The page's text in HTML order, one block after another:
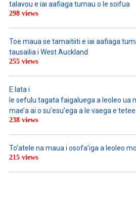
talavou e iai aafiaga tumau o le soifua
298 views
Toe maua se tamaitiiti e iai aafiaga
tausailia i West Auckland
255 views
E lata i
le sefulu tagata faigaluega a leoleo ua
mae’a ai o su’esu’ega a le vaega e
238 views
To’atele na maua i osofa’iga a leoleo
215 views